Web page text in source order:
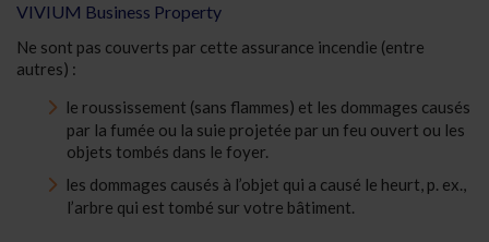
VIVIUM Business Property
Ne sont pas couverts par cette assurance incendie (entre
autres) :
le roussissement (sans flammes) et les dommages causés
par la fumée ou la suie projetée par un feu ouvert ou les
objets tombés dans le foyer.
les dommages causés à l’objet qui a causé le heurt, p. ex.,
l’arbre qui est tombé sur votre bâtiment.